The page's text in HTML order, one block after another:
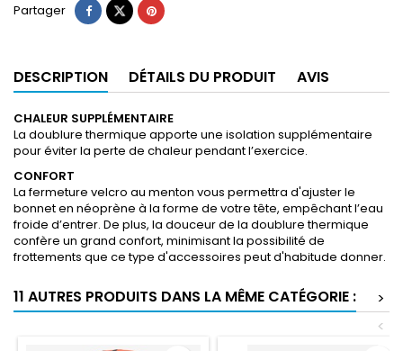
Partager
DESCRIPTION DÉTAILS DU PRODUIT AVIS
CHALEUR SUPPLÉMENTAIRE
La doublure thermique apporte une isolation supplémentaire
pour éviter la perte de chaleur pendant l’exercice.
CONFORT
La fermeture velcro au menton vous permettra d'ajuster le
bonnet en néoprène à la forme de votre tête, empêchant l’eau
froide d’entrer. De plus, la douceur de la doublure thermique
confère un grand confort, minimisant la possibilité de
frottements que ce type d'accessoires peut d'habitude donner.
11 AUTRES PRODUITS DANS LA MÊME CATÉGORIE :
>
<